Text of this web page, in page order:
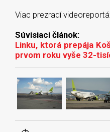
Viac prezradí
Súvisiaci článok:
Linku, ktorá prepája
prvom roku vyše 32-